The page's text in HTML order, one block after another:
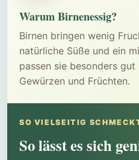
Warum Birnenessig?
Birnen bringen wenig
natürliche Süße und ein
passen sie besonders
Gewürzen und Früchten.
SO VIELSEITIG
So lässt es sich